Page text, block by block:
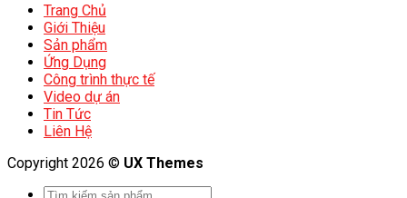
Trang Chủ
Giới Thiệu
Sản phẩm
Ứng Dụng
Công trình thực tế
Video dự án
Tin Tức
Liên Hệ
Copyright 2026 © UX Themes